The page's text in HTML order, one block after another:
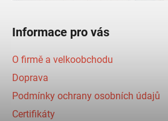
Informace pro vás
O firmě a velkoobchodu
Doprava
Podmínky ochrany osobních údajů
Certifikáty